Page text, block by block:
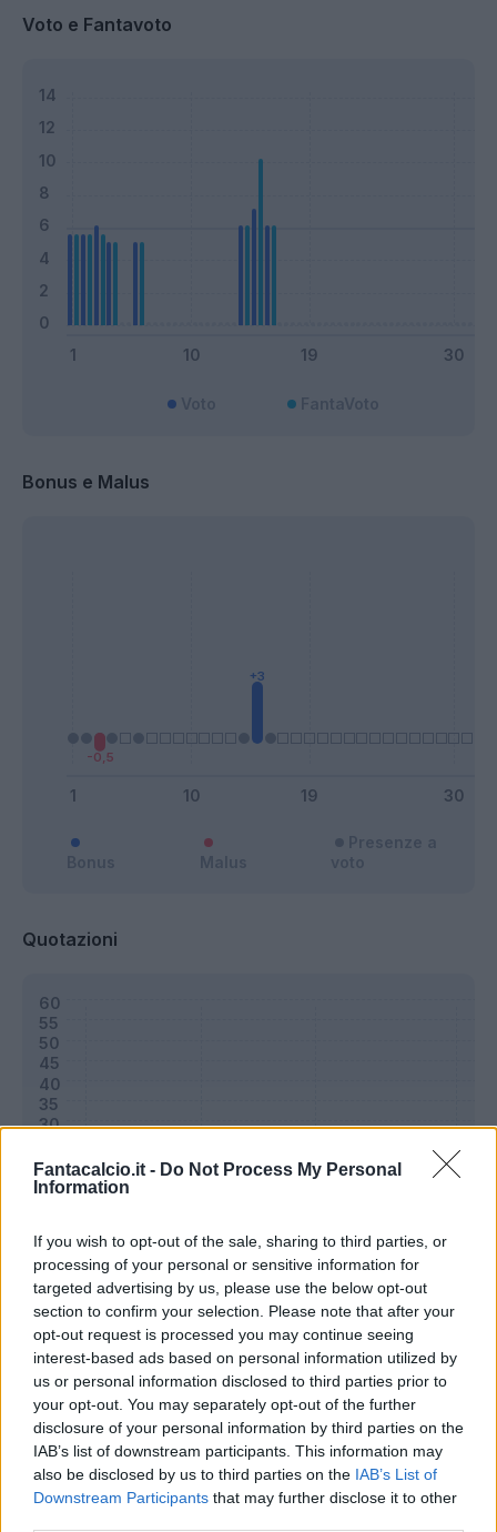
Fantacalcio.it - Do Not Process My Personal
Information
If you wish to opt-out of the sale, sharing to third parties, or
processing of your personal or sensitive information for
targeted advertising by us, please use the below opt-out
section to confirm your selection. Please note that after your
opt-out request is processed you may continue seeing
interest-based ads based on personal information utilized by
us or personal information disclosed to third parties prior to
your opt-out. You may separately opt-out of the further
disclosure of your personal information by third parties on the
IAB’s list of downstream participants. This information may
also be disclosed by us to third parties on the IAB’s List of
Downstream Participants that may further disclose it to other
Voto e Fantavoto
Bonus e Malus
Quotazioni
Classic Mantra
Riepilogo stagione
Titolare 2 - 6%
Entrato 9 - 30%
Squalificato